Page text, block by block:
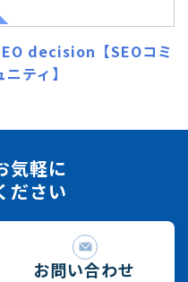
decision【SEOコミ
ニティ】
気軽に
ださい
お問い合わせ